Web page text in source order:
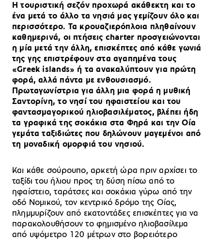
Η τουριστική σεζόν προχωρά ακάθεκτη και το
ένα μετά το άλλο τα νησιά μας γεμίζουν όλο και
περισσότερο. Τα κρουαζιερόπλοια πληθαίνουν
καθημερινά, οι πτήσεις charter προσγειώνονται
η μία μετά την άλλη, επισκέπτες από κάθε γωνιά
της γης επιστρέφουν στα αγαπημένα τους
«Greek islands» ή τα ανακαλύπτουν για πρώτη
φορά, αλλά πάντα με ενθουσιασμό.
Πρωταγωνίστρια για άλλη μια φορά η μυθική
Σαντορίνη, το νησί του ηφαιστείου και του
φαντασμαγορικού ηλιοβασιλέματος, βλέπει ήδη
τα γραφικά της σοκάκια στα Φηρά και την Οία
γεμάτα ταξιδιώτες που δηλώνουν μαγεμένοι από
τη μοναδική ομορφιά του νησιού.
Και κάθε σούρουπο, αρκετή ώρα πριν αρχίσει το
ταξίδι του ήλιου προς τη δύση πίσω από το
ηφαίστειο, ταράτσες και σοκάκια γύρω από την
οδό Νομικού, τον κεντρικό δρόμο της Οίας,
πλημμυρίζουν από εκατοντάδες επισκέπτες για να
παρακολουθήσουν το φημισμένο ηλιοβασίλεμα
από υψόμετρο 120 μέτρων στο βορειότερο